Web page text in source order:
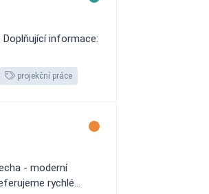
informace:
projekční práce
- moderní
rychlé...